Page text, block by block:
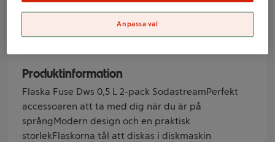
Produktinformation
Flaska Fuse Dws 0,5 L 2-pack SodastreamPerfekt
accessoaren att ta med dig när du är på
språngModern design och en praktisk
storlekFlaskorna tål att diskas i diskmaskin
Anpassa val